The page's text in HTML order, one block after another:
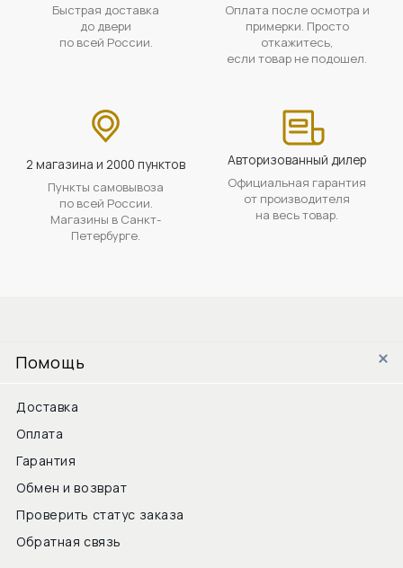
Быстрая доставка
до двери
по всей России.
Оплата после осмотра и
примерки. Просто
откажитесь,
если товар не подошел.
2 магазина и 2000 пунктов
Пункты самовывоза
по всей России.
Магазины в Санкт-
Петербурге.
Авторизованный дилер
Официальная гарантия
от производителя
на весь товар.
Помощь
Доставка
Оплата
Гарантия
Обмен и возврат
Проверить статус заказа
Обратная связь